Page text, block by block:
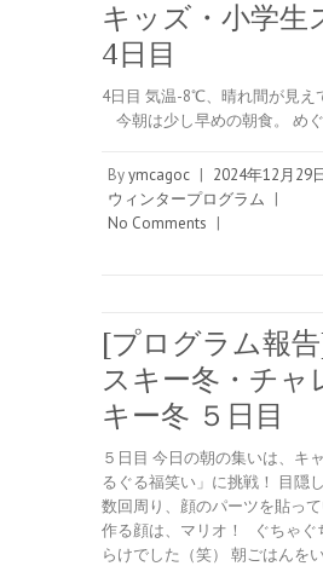
キッズ・小学生
4日目
4日目 気温-8℃、晴れ間が
今朝は少し早めの朝食。 め
Byymcagoc | 2024年12月29
ウィンタープログラム |
No Comments |
[プログラム報
スキー冬・チャ
キー冬 ５日目
５日目 今日の朝の集いは、キ
るぐる福笑い」に挑戦！ 目隠
数回周り、顔のパーツを貼っ
作る顔は、マリオ！ ぐちゃぐ
らけでした（笑） 朝ごはんを